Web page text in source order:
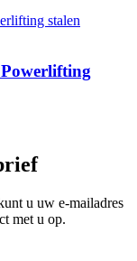
u uw e-mailadres
met u op.